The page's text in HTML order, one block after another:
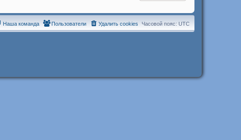
Часовой пояс: UTC
Удалить cookies
Пользователи
Наша команда